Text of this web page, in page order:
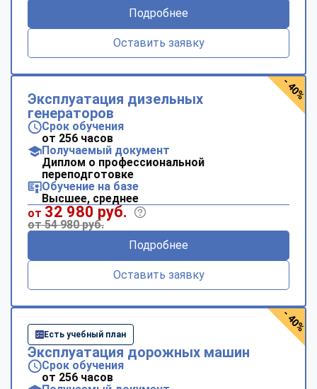
Подробнее
Оставить заявку
Эксплуатация дизельных
генераторов
Срок обучения
от 256 часов
Получаемый документ
Диплом о профессиональной
переподготовке
Обучение на базе
Высшее, среднее
от 32 980 руб.
от 54 980 руб.
Подробнее
Оставить заявку
- 40%
Есть учебный план
Эксплуатация дорожных машин
Срок обучения
от 256 часов
- 40%